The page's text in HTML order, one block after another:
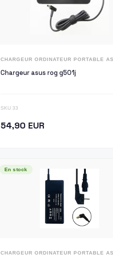
CHARGEUR ORDINATEUR PORTABLE
Chargeur asus rog g501j
SKU 33
54,90 EUR
En stock
CHARGEUR ORDINATEUR PORTABLE